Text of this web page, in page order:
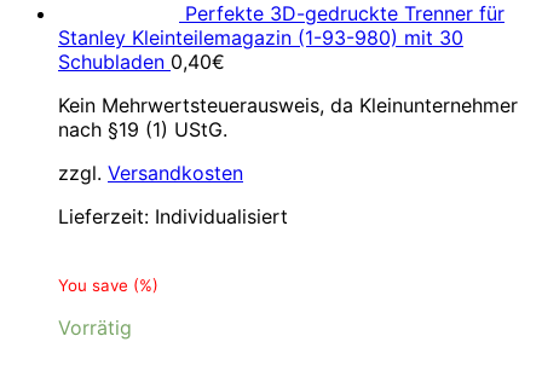
Perfekte 3D-gedruckte Trenner für
Stanley Kleinteilemagazin (1-93-980) mit 30
Schubladen 0,40€
Kein Mehrwertsteuerausweis, da Kleinunternehmer
nach §19 (1) UStG.
zzgl. Versandkosten
Lieferzeit: Individualisiert
You save (%)
Vorrätig